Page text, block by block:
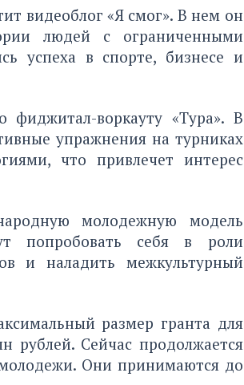
видеоблог «Я смог». В нем он
людей с ограниченными
успеха в спорте, бизнесе и
фиджитал-воркауту «Тура». В
упражнения на турниках
что привлечет интерес
молодежную модель
попробовать себя в роли
и наладить межкультурный
размер гранта для
рублей. Сейчас продолжается
Они принимаются до